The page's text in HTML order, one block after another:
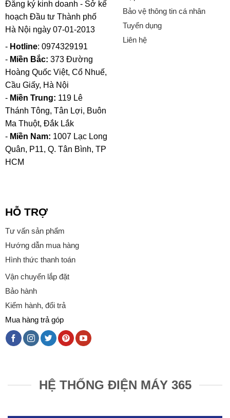
Đăng ký kinh doanh - Sở kế
hoạch Đầu tư Thành phố
Hà Nội ngày 07-01-2013
- Hotline: 0974329191
- Miền Bắc: 373 Đường
Hoàng Quốc Việt, Cổ Nhuế,
Cầu Giấy, Hà Nội
- Miền Trung: 119 Lê
Thánh Tông, Tân Lợi, Buôn
Ma Thuột, Đắk Lắk
- Miền Nam: 1007 Lạc Long
Quân, P11, Q. Tân Bình, TP
HCM
Bảo vệ thông tin cá nhân
Tuyển dụng
Liên hệ
HỖ TRỢ
Tư vấn sản phẩm
Hướng dẫn mua hàng
Hình thức thanh toán
Vận chuyển lắp đặt
Bảo hành
Kiểm hành, đổi trả
Mua hàng trả góp
HỆ THỐNG ĐIỆN MÁY 365